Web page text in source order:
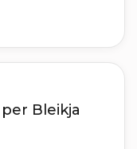
Bleikja